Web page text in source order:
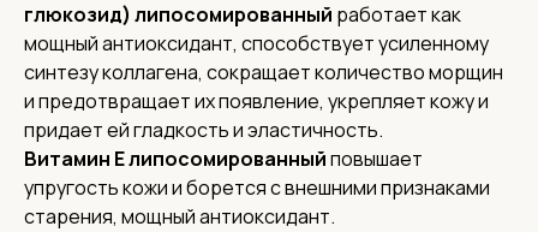
глюкозид) липосомированный работает как
мощный антиоксидант, способствует усиленному
синтезу коллагена, сокращает количество морщин
и предотвращает их появление, укрепляет кожу и
придает ей гладкость и эластичность.
Витамин Е липосомированныйповышает
упругость кожи и борется с внешними признаками
старения, мощный антиоксидант.
Соц. сети
О нас